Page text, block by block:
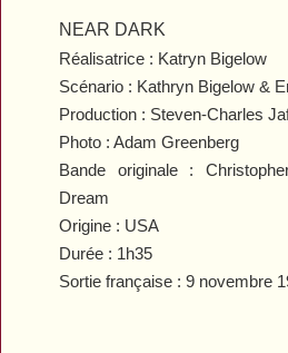
NEAR DARK
Réalisatrice : Katryn Bigelow
Scénario : Kathryn Bigelow &
Production : Steven-Charles
Photo : Adam Greenberg
Bande originale :
Dream
Origine : USA
Durée : 1h35
Sortie française : 9 novembre